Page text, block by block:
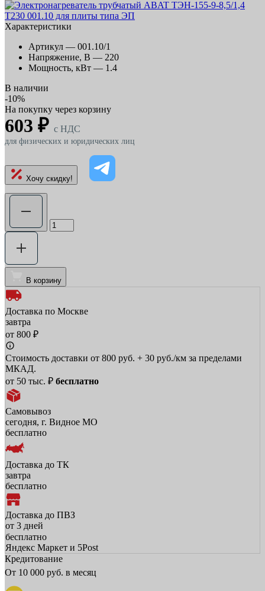
Характеристики
Артикул — 001.10/1
Напряжение, В — 220
Мощность, кВт — 1.4
В наличии
-10%
На покупку через корзину
603 ₽ c НДС
для физических и юридических лиц
Хочу скидку!
В корзину
Доставка по Москве
завтра
от 800 ₽
Стоимость доставки от 800 руб. + 30 руб./км за пределами
МКАД.
от 50 тыс. ₽ бесплатно
Самовывоз
сегодня, г. Видное МО
бесплатно
Доставка до ТК
завтра
бесплатно
Доставка до ПВЗ
от 3 дней
бесплатно
Яндекс Маркет и 5Post
Кредитование
От 10 000 руб. в месяц